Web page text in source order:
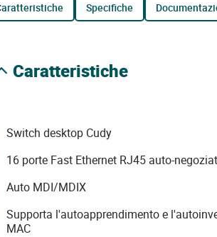
caratteristiche specifiche
caratteristiche
Switch desktop Cudy
16 porte Fast Ethernet RJ45 auto-
Auto MDI/MDIX
Supporta l'autoapprendimento e
MAC